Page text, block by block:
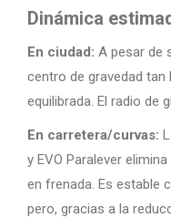
Dinámica
En ciudad: A pesar de
centro de gravedad
equilibrada. El radio de
En carretera/curvas:
y EVO Paralever
en frenada. Es estable
pero, gracias a la